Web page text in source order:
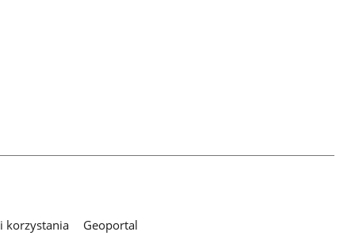
korzystania Geoportal